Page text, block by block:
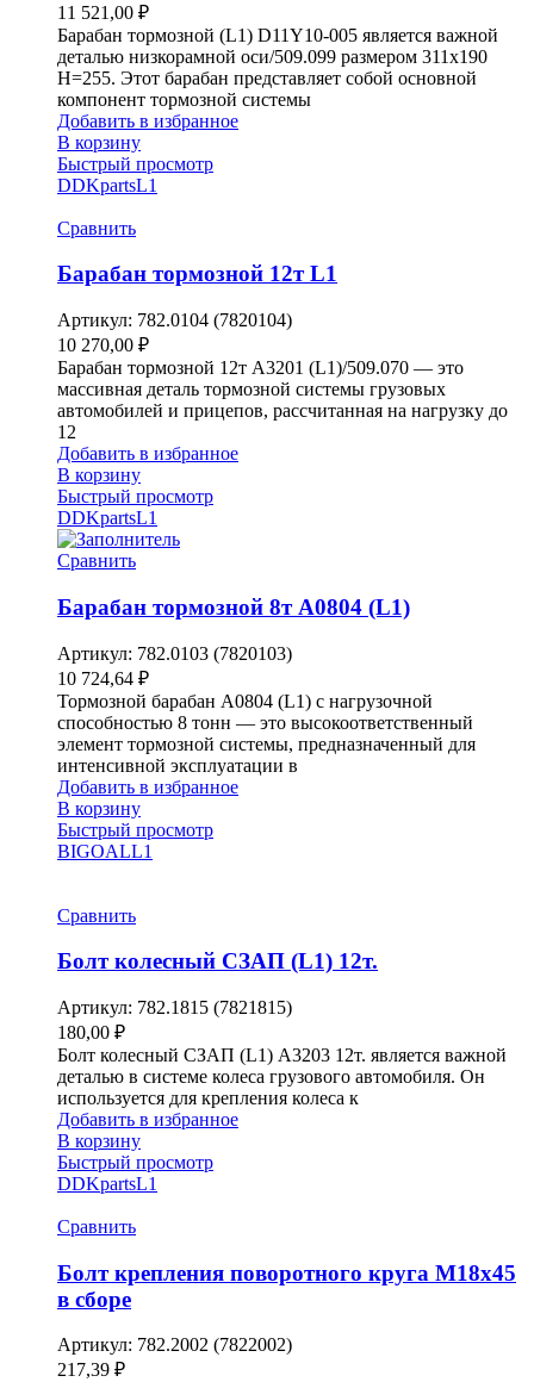
11 521,00 ₽
Барабан тормозной (L1) D11Y10-005 является важной
деталью низкорамной оси/509.099 размером 311х190
H=255. Этот барабан представляет собой основной
компонент тормозной системы
Добавить в избранное
В корзину
Быстрый просмотр
DDKpartsL1
Сравнить
Барабан тормозной 12т L1
Артикул: 782.0104 (7820104)
10 270,00 ₽
Барабан тормозной 12т A3201 (L1)/509.070 — это
массивная деталь тормозной системы грузовых
автомобилей и прицепов, рассчитанная на нагрузку до
12
Добавить в избранное
В корзину
Быстрый просмотр
DDKpartsL1
Сравнить
Барабан тормозной 8т A0804 (L1)
Артикул: 782.0103 (7820103)
10 724,64 ₽
Тормозной барабан A0804 (L1) с нагрузочной
способностью 8 тонн — это высокоответственный
элемент тормозной системы, предназначенный для
интенсивной эксплуатации в
Добавить в избранное
В корзину
Быстрый просмотр
BIGOALL1
Сравнить
Болт колесный СЗАП (L1) 12т.
Артикул: 782.1815 (7821815)
180,00 ₽
Болт колесный СЗАП (L1) A3203 12т. является важной
деталью в системе колеса грузового автомобиля. Он
используется для крепления колеса к
Добавить в избранное
В корзину
Быстрый просмотр
DDKpartsL1
Сравнить
Болт крепления поворотного круга М18х45
в сборе
Артикул: 782.2002 (7822002)
217,39 ₽